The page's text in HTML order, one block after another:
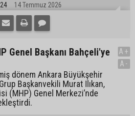
14 Temmuz 2026
Genel Başkanı Bahçeli'ye
dönem Ankara Büyükşehir
Başkanvekili Murat Ilıkan,
(MHP) Genel Merkezi’nde
A+
A-